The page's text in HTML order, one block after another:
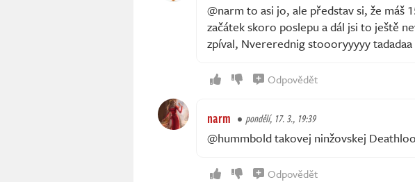
@narm to asi jo, ale představ si, že máš
začátek skoro poslepu a dál jsi to ještě
zpíval, Nvererednig stoooryyyyy tadadaa
Odpovědět
narm pondělí, 17. 3., 19:39
@hummbold takovej ninžovskej
Odpovědět